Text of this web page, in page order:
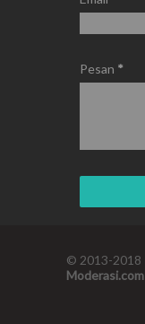
Pesan *
© 2013-2018
Moderasi.com